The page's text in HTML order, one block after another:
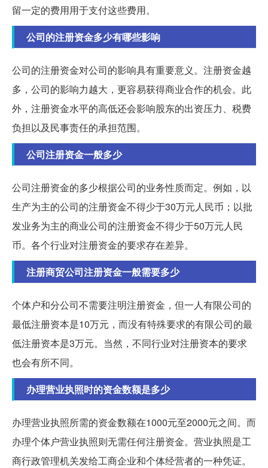
留一定的费用用于支付这些费用。
公司的注册资金多少有哪些影响
公司的注册资金对公司的影响具有重要意义。注册资金越
多，公司的影响力越大，更容易获得商业合作的机会。此
外，注册资金水平的高低还会影响股东的出资压力、税费
负担以及民事责任的承担范围。
公司注册资金一般多少
公司注册资金的多少根据公司的业务性质而定。例如，以
生产为主的公司的注册资金不得少于30万元人民币；以批
发业务为主的商业公司的注册资金不得少于50万元人民
币。各个行业对注册资金的要求存在差异。
注册商贸公司注册资金一般需要多少
个体户和分公司不需要注明注册资金，但一人有限公司的
最低注册资本是10万元，而没有特殊要求的有限公司的最
低注册资本是3万元。当然，不同行业对注册资本的要求
也会有所不同。
办理营业执照时的资金数额是多少
办理营业执照所需的资金数额在1000元至2000元之间。而
办理个体户营业执照则无需任何注册资金。营业执照是工
商行政管理机关发给工商企业和个体经营者的一种凭证。